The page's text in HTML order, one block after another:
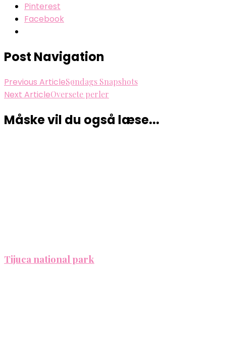
Pinterest
Facebook
Post Navigation
Previous ArticleSøndags Snapshots
Next ArticleOversete perler
Måske vil du også læse...
Tijuca national park